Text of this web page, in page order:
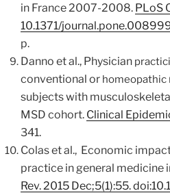
in France 2007-2008. PLoS
10.1371/
p.
Danno et al., Physician
conventional or homeopathic
subjects with
MSD cohort. Clinical
341.
Colas et al., Economic
practice in general medicine
Rev. 2015 Dec;5(1):55.